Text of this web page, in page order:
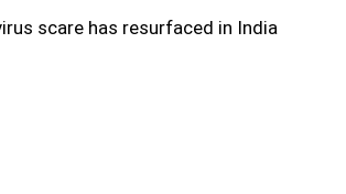
scare has resurfaced in India